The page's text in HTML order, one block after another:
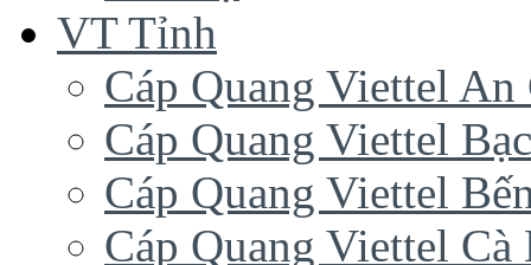
VT Tỉnh
Cáp Quang Viettel An
Cáp Quang Viettel
Cáp Quang Viettel
Cáp Quang Viettel Cà